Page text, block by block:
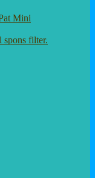
Mini
spons filter.